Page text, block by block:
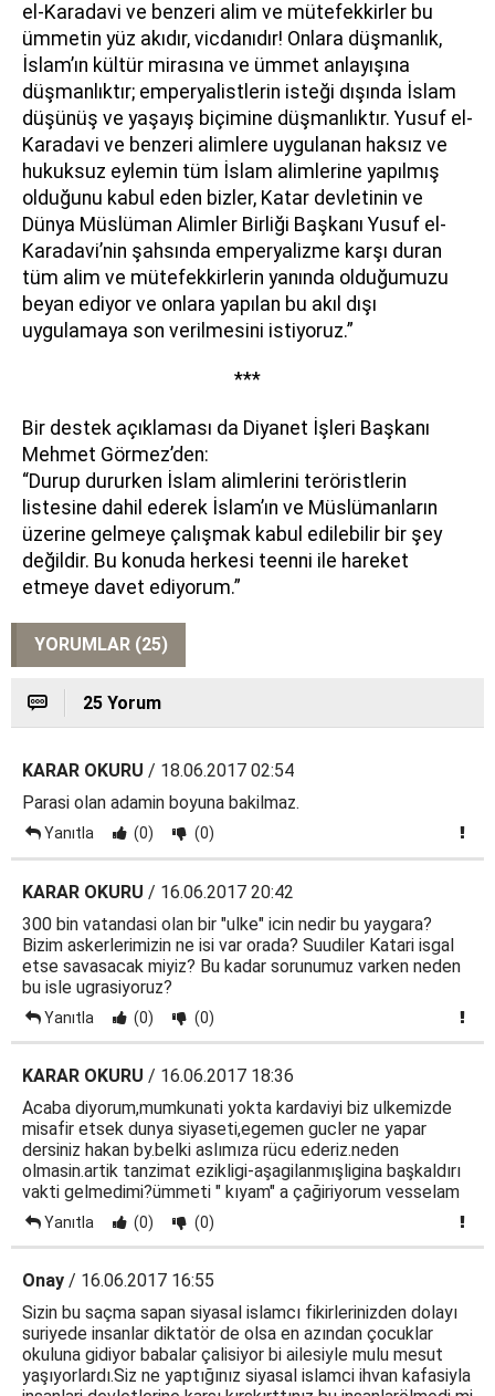
el-Karadavi ve benzeri alim ve mütefekkirler bu
ümmetin yüz akıdır, vicdanıdır! Onlara düşmanlık,
İslam’ın kültür mirasına ve ümmet anlayışına
düşmanlıktır; emperyalistlerin isteği dışında İslam
düşünüş ve yaşayış biçimine düşmanlıktır. Yusuf el-
Karadavi ve benzeri alimlere uygulanan haksız ve
hukuksuz eylemin tüm İslam alimlerine yapılmış
olduğunu kabul eden bizler, Katar devletinin ve
Dünya Müslüman Alimler Birliği Başkanı Yusuf el-
Karadavi’nin şahsında emperyalizme karşı duran
tüm alim ve mütefekkirlerin yanında olduğumuzu
beyan ediyor ve onlara yapılan bu akıl dışı
uygulamaya son verilmesini istiyoruz.”
***
Bir destek açıklaması da Diyanet İşleri Başkanı
Mehmet Görmez’den:
“Durup dururken İslam alimlerini teröristlerin
listesine dahil ederek İslam’ın ve Müslümanların
üzerine gelmeye çalışmak kabul edilebilir bir şey
değildir. Bu konuda herkesi teenni ile hareket
etmeye davet ediyorum.”
YORUMLAR (25)
25 Yorum
KARAR OKURU / 18.06.2017 02:54
Parasi olan adamin boyuna bakilmaz.
Yanıtla (0) (0)
KARAR OKURU / 16.06.2017 20:42
300 bin vatandasi olan bir "ulke" icin nedir bu yaygara?
Bizim askerlerimizin ne isi var orada? Suudiler Katari isgal
etse savasacak miyiz? Bu kadar sorunumuz varken neden
bu isle ugrasiyoruz?
Yanıtla (0) (0)
KARAR OKURU / 16.06.2017 18:36
Acaba diyorum,mumkunati yokta kardaviyi biz ulkemizde
misafir etsek dunya siyaseti,egemen gucler ne yapar
dersiniz hakan by.belki aslımıza rücu ederiz.neden
olmasin.artik tanzimat ezikligi-aşagilanmışligina başkaldırı
vakti gelmedimi?ümmeti " kıyam" a çağiriyorum vesselam
Yanıtla (0) (0)
Onay / 16.06.2017 16:55
Sizin bu saçma sapan siyasal islamcı fikirlerinizden dolayı
suriyede insanlar diktatör de olsa en azından çocuklar
okuluna gidiyor babalar çalisiyor bi ailesiyle mulu mesut
yaşıyorlardı.Siz ne yaptığınız siyasal islamci ihvan kafasiyla